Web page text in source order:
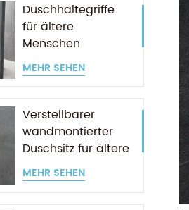
Duschhaltegriffe
für ältere
Menschen
MEHR SEHEN
Verstellbarer
wandmontierter
Duschsitz für ältere
Menschen
MEHR SEHEN